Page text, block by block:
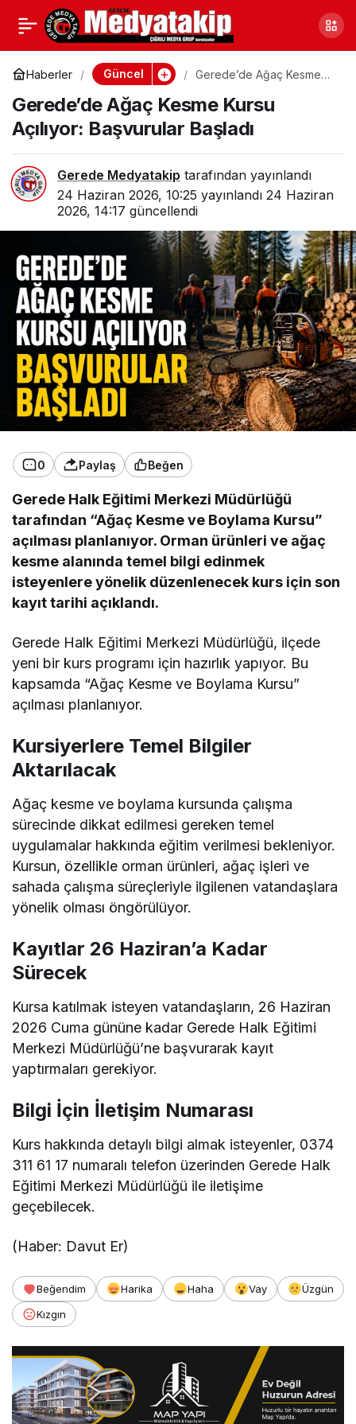
Haberler Güncel
Gerede’de Ağaç Kesme
Başladı
Gerede’de Ağaç Kesme Kursu
Açılıyor: Başvurular Başladı
Gerede Medyatakip tarafından yayınlandı
24 Haziran 2026, 10:25 yayınlandı 24 Haziran
2026, 14:17 güncellendi
0 Paylaş Beğen
Gerede Halk Eğitimi Merkezi Müdürlüğü
tarafından “Ağaç Kesme ve Boylama Kursu”
açılması planlanıyor. Orman ürünleri ve ağaç
kesme alanında temel bilgi edinmek
isteyenlere yönelik düzenlenecek kurs için son
kayıt tarihi açıklandı.
Gerede Halk Eğitimi Merkezi Müdürlüğü, ilçede
yeni bir kurs programı için hazırlık yapıyor. Bu
kapsamda “Ağaç Kesme ve Boylama Kursu”
açılması planlanıyor.
Kursiyerlere Temel Bilgiler
Aktarılacak
Ağaç kesme ve boylama kursunda çalışma
sürecinde dikkat edilmesi gereken temel
uygulamalar hakkında eğitim verilmesi bekleniyor.
Kursun, özellikle orman ürünleri, ağaç işleri ve
sahada çalışma süreçleriyle ilgilenen vatandaşlara
yönelik olması öngörülüyor.
Kayıtlar 26 Haziran’a Kadar
Sürecek
Kursa katılmak isteyen vatandaşların, 26 Haziran
2026 Cuma gününe kadar Gerede Halk Eğitimi
Merkezi Müdürlüğü’ne başvurarak kayıt
yaptırmaları gerekiyor.
Bilgi İçin İletişim Numarası
Kurs hakkında detaylı bilgi almak isteyenler, 0374
311 61 17 numaralı telefon üzerinden Gerede Halk
Eğitimi Merkezi Müdürlüğü ile iletişime
geçebilecek.
(Haber: Davut Er)
Beğendim Harika Haha Vay
Üzgün
Kızgın
Gerede Jandarmasında
Görev Değişimi: Yeni
Komutan Belli Oldu
Paylaş